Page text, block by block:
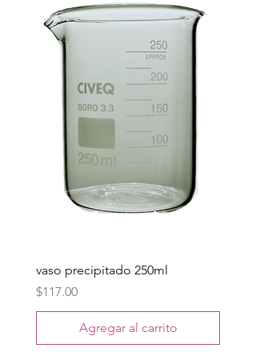
vaso precipitado 250ml
Precio
$117.00
Agregar al carrito